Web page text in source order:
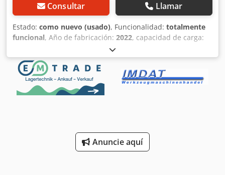
Consultar Llamar
Estado: como nuevo (usado), Funcionalidad: totalmente
funcional, Año de fabricación: 2022, capacidad de carga:
8.860 mm
funcionamiento:350 h, Equipamiento:documentación /
manual, STILL FM – X 14. Apilador de mástil retráctil – 2
unidades. A la venta: Apilador de mástil retráctil (Retrak),
en estado como nuevo, con solo 350 horas de
es para 2 unidades de apiladores STILL FM – X 14. •
Baterías: ¡Atención, el precio incluye 2 baterías por
apilador (un total de 4 baterías), ideal para operaciones en
Anuncie aquí